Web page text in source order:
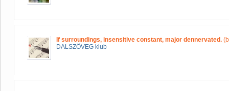
If surroundings, insensitive constant, major dennervated.
DALSZÖVEG klub